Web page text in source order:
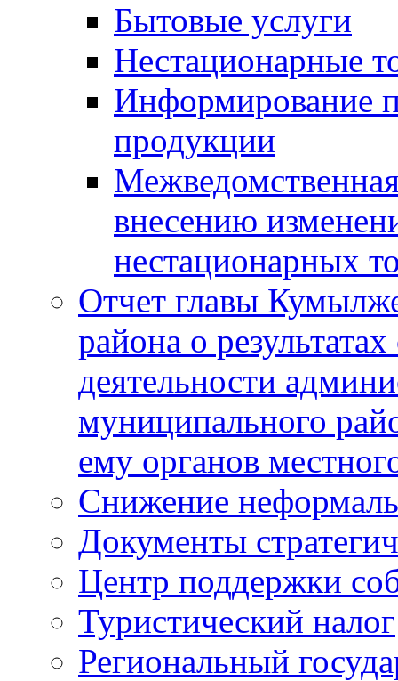
Бытовые услуги
Нестационарные
Информирование
продукции
внесению
нестационарных
Отчет главы
района о
деятельности
муниципального
ему органов
Снижение
Документы
Центр поддержки
Туристический налог
Региональный